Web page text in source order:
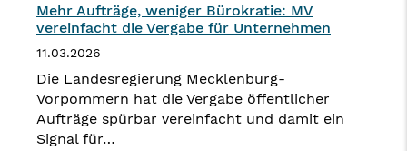
Mehr Aufträge, weniger Bürokratie: MV
vereinfacht die Vergabe für Unternehmen
11.03.2026
Die Landesregierung Mecklenburg-
Vorpommern hat die Vergabe öffentlicher
Aufträge spürbar vereinfacht und damit ein
Signal für…